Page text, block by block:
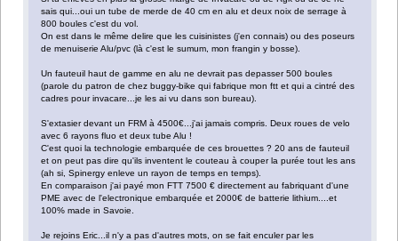
sais qui...oui un tube de merde de 40 cm en alu et deux noix de serrage à
800 boules c'est du vol.
On est dans le même delire que les cuisinistes (j'en connais) ou des poseurs
de menuiserie Alu/pvc (là c'est le sumum, mon frangin y bosse).
Un fauteuil haut de gamme en alu ne devrait pas depasser 500 boules
(parole du patron de chez buggy-bike qui fabrique mon ftt et qui a cintré des
cadres pour invacare...je les ai vu dans son bureau).
S'extasier devant un FRM à 4500€...j'ai jamais compris. Deux roues de velo
avec 6 rayons fluo et deux tube Alu !
C'est quoi la technologie embarquée de ces brouettes ? 20 ans de fauteuil
et on peut pas dire qu'ils inventent le couteau à couper la purée tout les ans
(ah si, Spinergy enleve un rayon de temps en temps).
En comparaison j'ai payé mon FTT 7500 € directement au fabriquant d'une
PME avec de l'electronique embarquée et 2000€ de batterie lithium....et
100% made in Savoie.
Je rejoins Eric...il n'y a pas d'autres mots, on se fait enculer par les